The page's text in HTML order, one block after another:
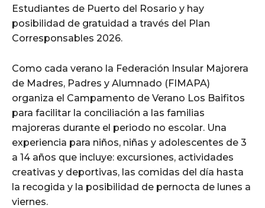
Estudiantes de Puerto del Rosario y hay
posibilidad de gratuidad a través del Plan
Corresponsables 2026.
Como cada verano la Federación Insular Majorera
de Madres, Padres y Alumnado (FIMAPA)
organiza el Campamento de Verano Los Baifitos
para facilitar la conciliación a las familias
majoreras durante el periodo no escolar. Una
experiencia para niños, niñas y adolescentes de 3
a 14 años que incluye: excursiones, actividades
creativas y deportivas, las comidas del día hasta
la recogida y la posibilidad de pernocta de lunes a
viernes.